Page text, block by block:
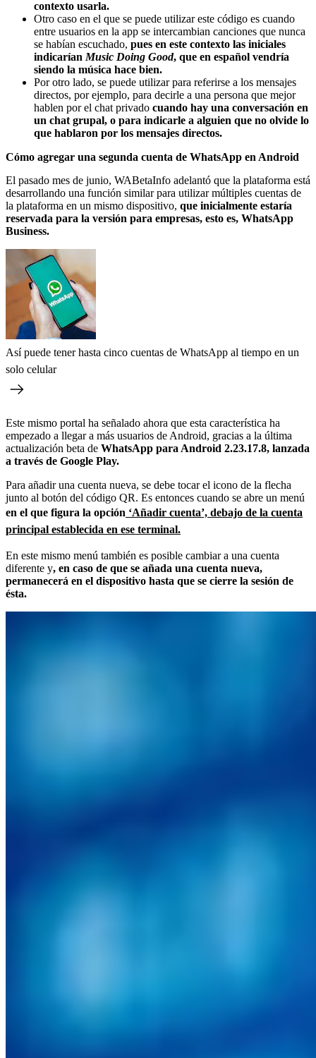
contexto usarla.
Otro caso en el que se puede utilizar este código es cuando
entre usuarios en la app se intercambian canciones que nunca
se habían escuchado, pues en este contexto las iniciales
indicarían Music Doing Good, que en español vendría
siendo la música hace bien.
Por otro lado, se puede utilizar para referirse a los mensajes
directos, por ejemplo, para decirle a una persona que mejor
hablen por el chat privado cuando hay una conversación en
un chat grupal, o para indicarle a alguien que no olvide lo
que hablaron por los mensajes directos.
Cómo agregar una segunda cuenta de WhatsApp en Android
El pasado mes de junio, WABetaInfo adelantó que la plataforma está
desarrollando una función similar para utilizar múltiples cuentas de
la plataforma en un mismo dispositivo, que inicialmente estaría
reservada para la versión para empresas, esto es, WhatsApp
Business.
Así puede tener hasta cinco cuentas de WhatsApp al tiempo en un
solo celular
Este mismo portal ha señalado ahora que esta característica ha
empezado a llegar a más usuarios de Android, gracias a la última
actualización beta de WhatsApp para Android 2.23.17.8, lanzada
a través de Google Play.
Para añadir una cuenta nueva, se debe tocar el icono de la flecha
junto al botón del código QR. Es entonces cuando se abre un menú
en el que figura la opción ‘Añadir cuenta’, debajo de la cuenta
principal establecida en ese terminal.
En este mismo menú también es posible cambiar a una cuenta
diferente y, en caso de que se añada una cuenta nueva,
permanecerá en el dispositivo hasta que se cierre la sesión de
ésta.